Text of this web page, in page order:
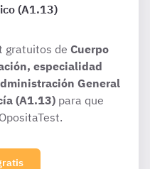
(A1.13)
gratuitos de Cuerpo
especialidad
General
(A1.13)para que